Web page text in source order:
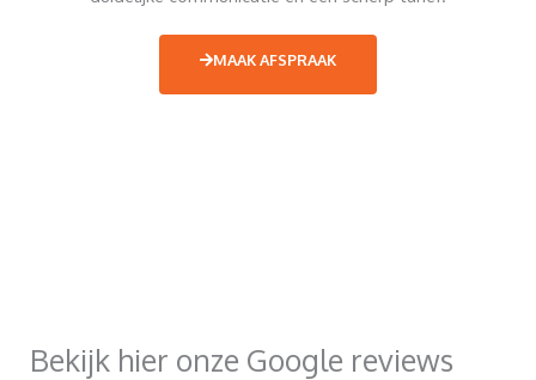
MAAK AFSPRAAK
Bekijk hier onze Google reviews